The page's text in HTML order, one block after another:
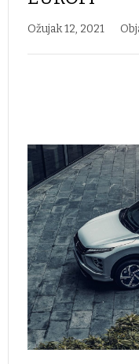
Ožujak 12, 2021